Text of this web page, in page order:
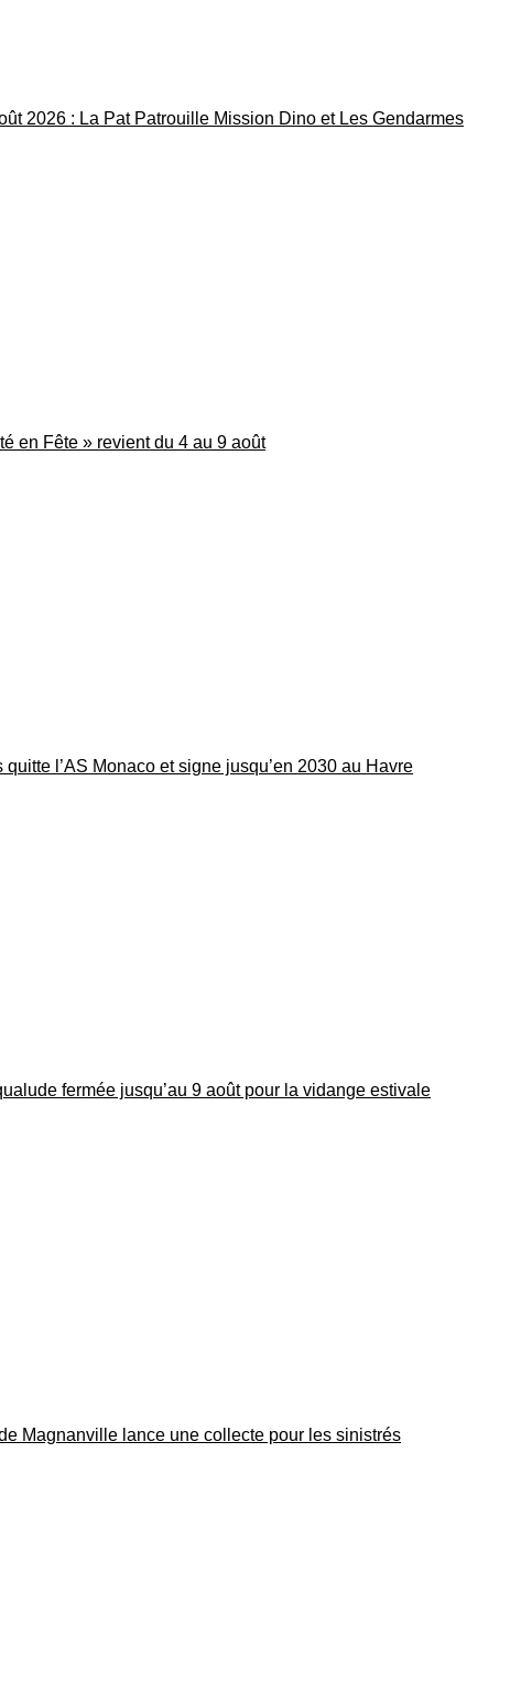
2026 : La Pat Patrouille Mission Dino et Les Gendarmes
en Fête » revient du 4 au 9 août
l’AS Monaco et signe jusqu’en 2030 au Havre
fermée jusqu’au 9 août pour la vidange estivale
Magnanville lance une collecte pour les sinistrés